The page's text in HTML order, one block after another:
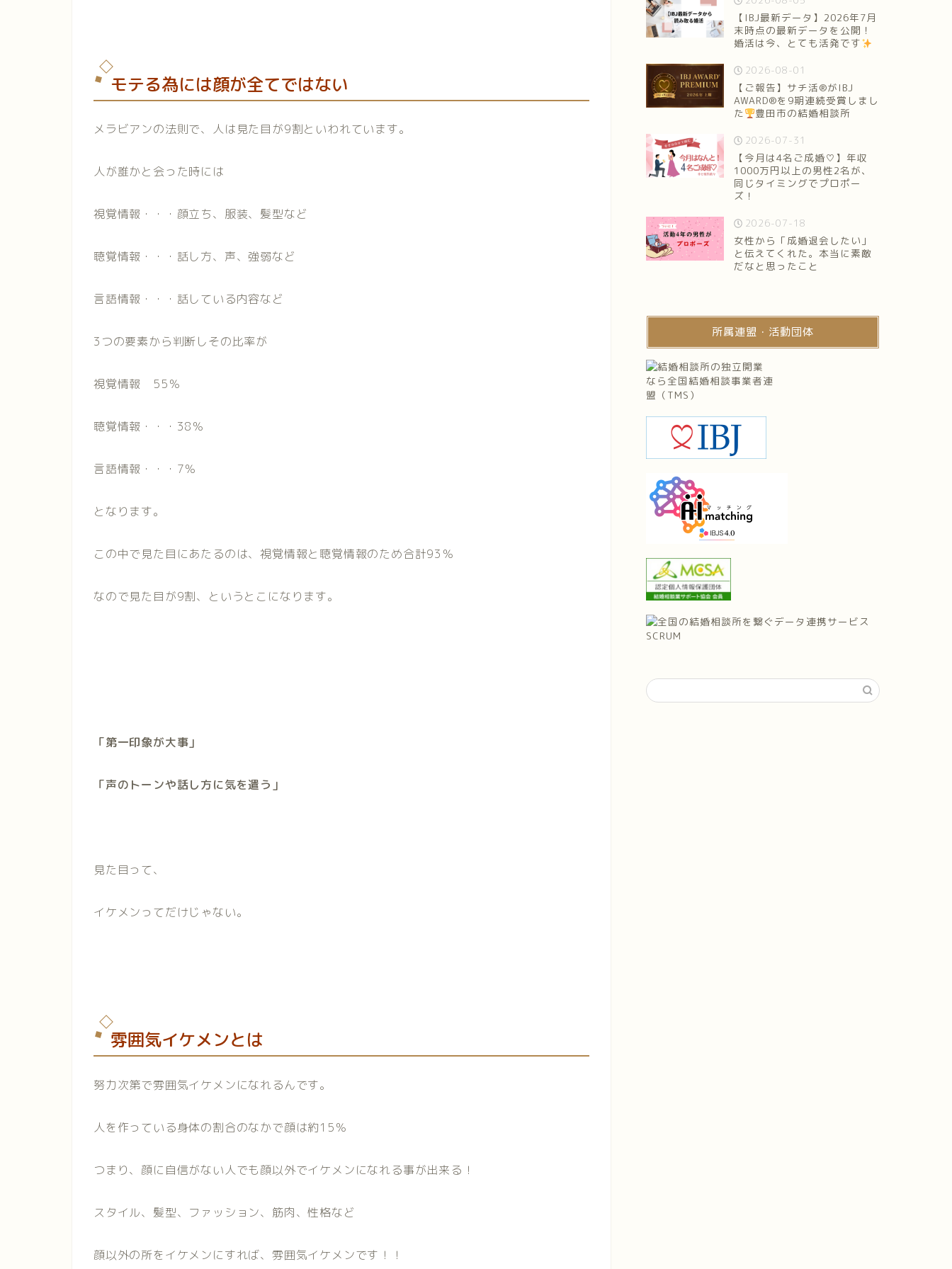
モテる為には顔が全てではない
メラビアンの法則で、人は見た目が9割といわれています。
人が誰かと会った時には
視覚情報・・・顔立ち、服装、髪型など
聴覚情報・・・話し方、声、強弱など
言語情報・・・話している内容など
3つの要素から判断しその比率が
視覚情報 55％
聴覚情報・・・38％
言語情報・・・7％
となります。
この中で見た目にあたるのは、視覚情報と聴覚情報のため合計93％
なので見た目が9割、というとこになります。
「第一印象が大事」
「声のトーンや話し方に気を遣う」
見た目って、
イケメンってだけじゃない。
雰囲気イケメンとは
努力次第で雰囲気イケメンになれるんです。
人を作っている身体の割合のなかで顔は約15％
つまり、顔に自信がない人でも顔以外でイケメンになれる事が出来る！
スタイル、髪型、ファッション、筋肉、性格など
顔以外の所をイケメンにすれば、雰囲気イケメンです！！
【IBJ最新データ】2026年7月
末時点の最新データを公開！
婚活は今、とても活発です
2026-08-01
【ご報告】サチ活®がIBJ
AWARD®を9期連続受賞しまし
た
豊田市の結婚相談所
2026-07-31
【今月は4名ご成婚♡】年収
1000万円以上の男性2名が、
同じタイミングでプロポー
ズ！
2026-07-18
女性から「成婚退会したい」
と伝えてくれた。本当に素敵
だなと思ったこと
所属連盟・活動団体